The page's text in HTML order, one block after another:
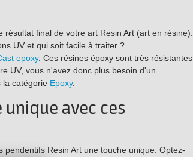
final de votre art Resin Art (art en résine).
UV et qui soit facile à traiter ?
epoxy. Ces résines époxy sont très résistantes
UV, vous n'avez donc plus besoin d'un
la catégorie Epoxy.
avec ces
Resin Art une touche unique. Optez-